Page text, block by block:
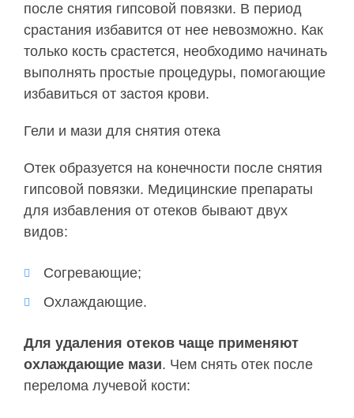
после снятия гипсовой повязки. В период
срастания избавится от нее невозможно. Как
только кость срастется, необходимо начинать
выполнять простые процедуры, помогающие
избавиться от застоя крови.
Гели и мази для снятия отека
Отек образуется на конечности после снятия
гипсовой повязки. Медицинские препараты
для избавления от отеков бывают двух
видов:
Согревающие;
Охлаждающие.
Для удаления отеков чаще применяют
охлаждающие мази. Чем снять отек после
перелома лучевой кости: